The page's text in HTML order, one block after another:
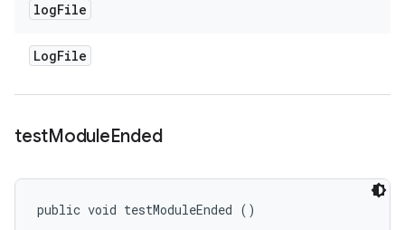
logFile
LogFile
testModuleEnded
public void testModuleEnded ()